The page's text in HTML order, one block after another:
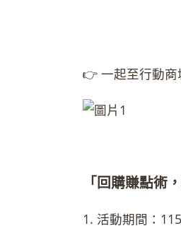
👉 一起至行動商
「回購賺點術
1. 活動期間：